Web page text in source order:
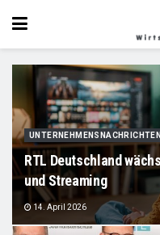
UNTERNEHMENSNACHRICHTEN
RTL Deutschland
und Streaming
14. April 2026